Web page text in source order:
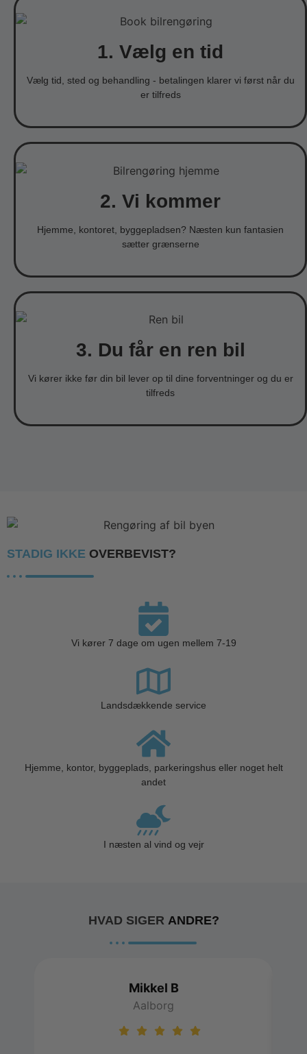
1. Vælg en tid
Vælg tid, sted og behandling - betalingen klarer vi først når du
er tilfreds
2. Vi kommer
Hjemme, kontoret, byggepladsen? Næsten kun fantasien
sætter grænserne
3. Du får en ren bil
Vi kører ikke før din bil lever op til dine forventninger og du er
tilfreds
STADIG IKKE OVERBEVIST?
Vi kører 7 dage om ugen mellem 7-19
Landsdækkende service
Hjemme, kontor, byggeplads, parkeringshus eller noget helt
andet
I næsten al vind og vejr
HVAD SIGER ANDRE?
Mikkel B
Aalborg